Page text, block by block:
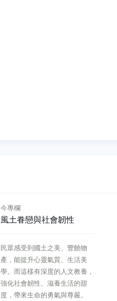
今專欄
風土眷戀與社會韌性
民眾感受到國土之美、豐饒物
產，能提升心靈氣質、生活美
學。而這樣有深度的人文教養，
強化社會韌性、滋養生活的甜
度，帶來生命的勇氣與尊嚴。